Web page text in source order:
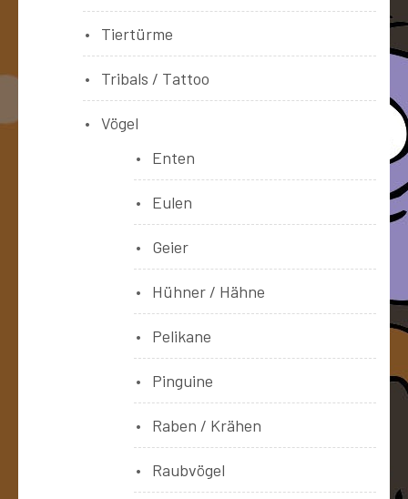
Tiertürme
Tribals / Tattoo
Vögel
Enten
Eulen
Geier
Hühner / Hähne
Pelikane
Pinguine
Raben / Krähen
Raubvögel